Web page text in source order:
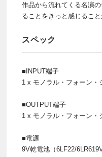
作品から流れてくる名演
ることをきっと感じること
スペック
■INPUT端子
1 x モノラル・フォーン・
■OUTPUT端子
1 x モノラル・フォーン・
■電源
9V乾電池（6LF22/